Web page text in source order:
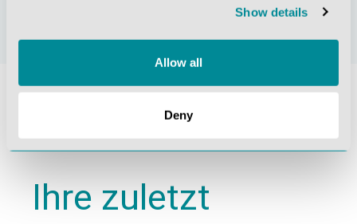
Show details
Allow all
Deny
Ihre zuletzt